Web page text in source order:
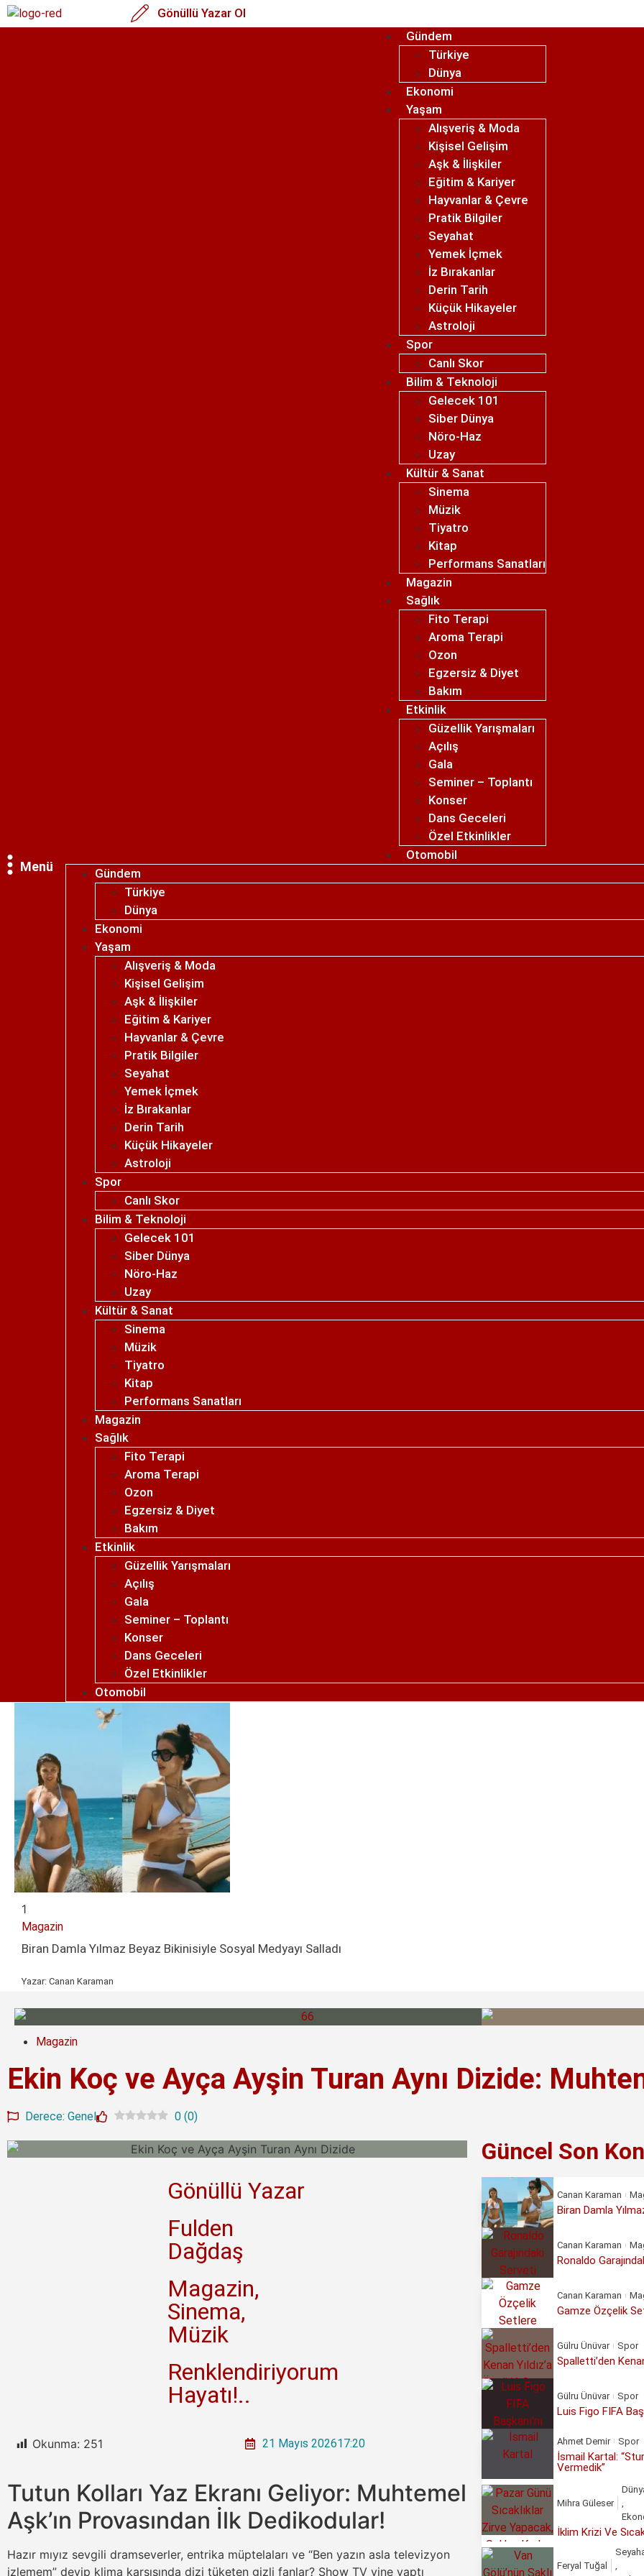
Gönüllü Yazar Ol
Menü
Gündem
Türkiye
Dünya
Ekonomi
Yaşam
Alışveriş & Moda
Kişisel Gelişim
Aşk & İlişkiler
Eğitim & Kariyer
Hayvanlar & Çevre
Pratik Bilgiler
Seyahat
Yemek İçmek
İz Bırakanlar
Derin Tarih
Küçük Hikayeler
Astroloji
Spor
Canlı Skor
Bilim & Teknoloji
Gelecek 101
Siber Dünya
Nöro-Haz
Uzay
Kültür & Sanat
Sinema
Müzik
Tiyatro
Kitap
Performans Sanatları
Magazin
Sağlık
Fito Terapi
Aroma Terapi
Ozon
Egzersiz & Diyet
Bakım
Etkinlik
Güzellik Yarışmaları
Açılış
Gala
Seminer – Toplantı
Konser
Dans Geceleri
Özel Etkinlikler
Otomobil
Gündem
Türkiye
Dünya
Ekonomi
Yaşam
Alışveriş & Moda
Kişisel Gelişim
Aşk & İlişkiler
Eğitim & Kariyer
Hayvanlar & Çevre
Pratik Bilgiler
Seyahat
Yemek İçmek
İz Bırakanlar
Derin Tarih
Küçük Hikayeler
Astroloji
Spor
Canlı Skor
Bilim & Teknoloji
Gelecek 101
Siber Dünya
Nöro-Haz
Uzay
Kültür & Sanat
Sinema
Müzik
Tiyatro
Kitap
Performans Sanatları
Magazin
Sağlık
Fito Terapi
Aroma Terapi
Ozon
Egzersiz & Diyet
Bakım
Etkinlik
Güzellik Yarışmaları
Açılış
Gala
Seminer – Toplantı
Konser
Dans Geceleri
Özel Etkinlikler
Otomobil
1
Magazin
Biran Damla Yılmaz Beyaz Bikinisiyle Sosyal Medyayı Salladı
Yazar: Canan Karaman
Magazin
Ekin Koç ve Ayça Ayşin Turan Aynı Dizide:
Derece: Genel 0 (0)
Gönüllü Yazar
Fulden
Dağdaş
Magazin,
Sinema,
Müzik
Renklendiriyorum
Hayatı!..
Okunma: 251 21 Mayıs 202617:20
Tutun Kolları Yaz Ekranı Geliyor: Muhtemel
Aşk’ın Provasından İlk Dedikodular!
Hazır mıyız sevgili dramseverler, entrika müptelaları ve “Ben yazın asla televizyon
izlemem” deyip klima karşısında dizi tüketen gizli fanlar? Show TV yine yaptı
Güncel Son
Canan Karaman
Biran Damla
Canan Karaman
Ronaldo
Canan Karaman
Gamze Özçelik
Gülru Ünüvar Spor
Spalletti’den
Gülru Ünüvar Spor
Luis Figo FIFA
Ahmet Demir Spor
İsmail Kartal:
Vermedik”
Mihra Güleser
İklim Krizi Ve
Feryal Tuğal